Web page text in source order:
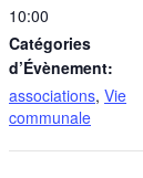
10:00
Catégories
d’Évènement:
associations, Vie
communale